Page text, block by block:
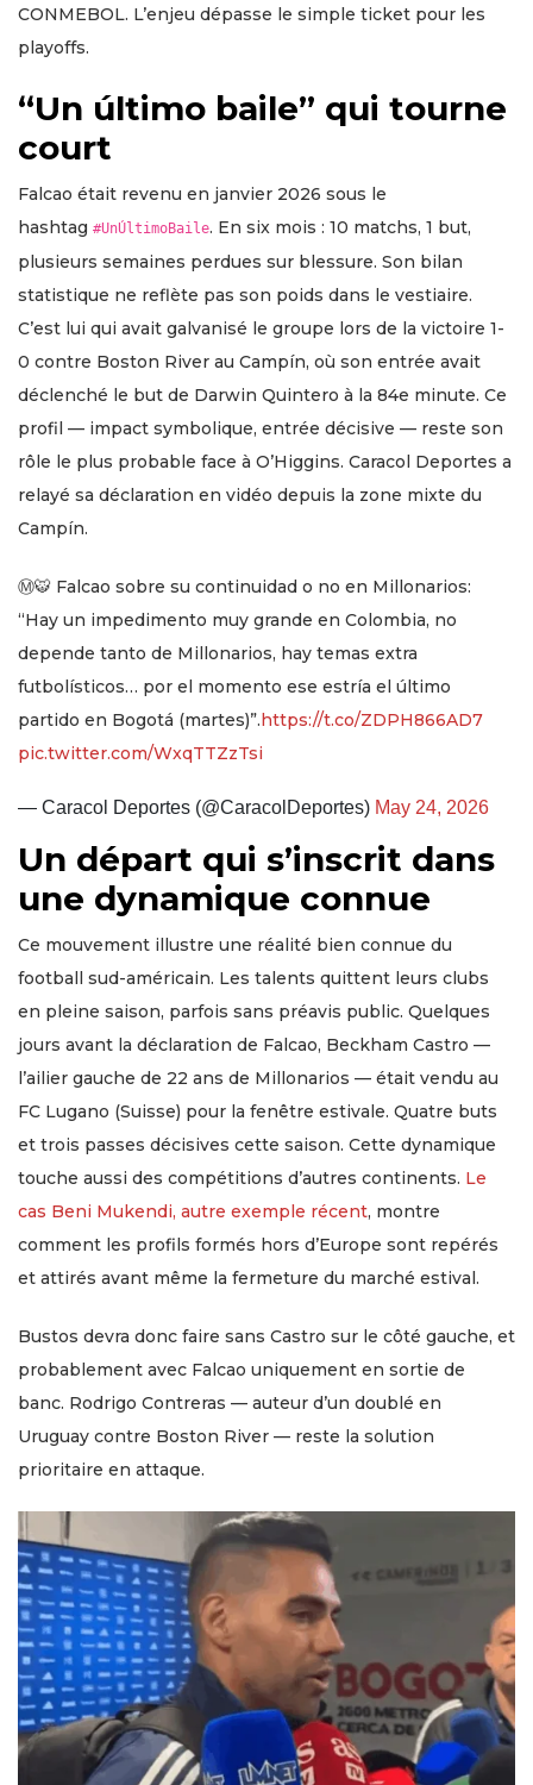
CONMEBOL. L’enjeu dépasse le simple ticket pour les
playoffs.
“Un último baile” qui tourne
court
Falcao était revenu en janvier 2026 sous le
hashtag #UnÚltimoBaile. En six mois : 10 matchs, 1 but,
plusieurs semaines perdues sur blessure. Son bilan
statistique ne reflète pas son poids dans le vestiaire.
C’est lui qui avait galvanisé le groupe lors de la victoire 1-
0 contre Boston River au Campín, où son entrée avait
déclenché le but de Darwin Quintero à la 84e minute. Ce
profil — impact symbolique, entrée décisive — reste son
rôle le plus probable face à O’Higgins. Caracol Deportes a
relayé sa déclaration en vidéo depuis la zone mixte du
Campín.
Ⓜ️🐯 Falcao sobre su continuidad o no en Millonarios:
“Hay un impedimento muy grande en Colombia, no
depende tanto de Millonarios, hay temas extra
futbolísticos… por el momento ese estría el último
partido en Bogotá (martes)”.https://t.co/ZDPH866AD7
pic.twitter.com/WxqTTZzTsi
— Caracol Deportes (@CaracolDeportes) May 24, 2026
Un départ qui s’inscrit dans
une dynamique connue
Ce mouvement illustre une réalité bien connue du
football sud-américain. Les talents quittent leurs clubs
en pleine saison, parfois sans préavis public. Quelques
jours avant la déclaration de Falcao, Beckham Castro —
l’ailier gauche de 22 ans de Millonarios — était vendu au
FC Lugano (Suisse) pour la fenêtre estivale. Quatre buts
et trois passes décisives cette saison. Cette dynamique
touche aussi des compétitions d’autres continents. Le
cas Beni Mukendi, autre exemple récent, montre
comment les profils formés hors d’Europe sont repérés
et attirés avant même la fermeture du marché estival.
Bustos devra donc faire sans Castro sur le côté gauche, et
probablement avec Falcao uniquement en sortie de
banc. Rodrigo Contreras — auteur d’un doublé en
Uruguay contre Boston River — reste la solution
prioritaire en attaque.